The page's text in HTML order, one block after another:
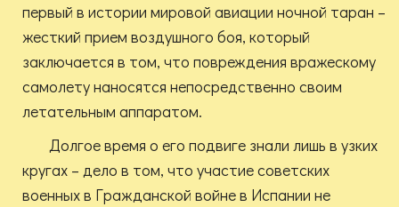
первый в истории мировой авиации ночной таран –
жесткий прием воздушного боя, который
заключается в том, что повреждения вражескому
самолету наносятся непосредственно своим
летательным аппаратом.
Долгое время о его подвиге знали лишь в узких
кругах – дело в том, что участие советских
военных в Гражданской войне в Испании не